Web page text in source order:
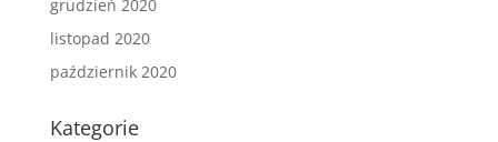
grudzień 2020
listopad 2020
październik 2020
Kategorie